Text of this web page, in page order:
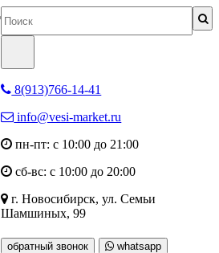
8(913)766-14-41
info@vesi-market.ru
пн-пт: с 10:00 до 21:00
сб-вс: с 10:00 до 20:00
г. Новосибирск,ул. Семьи
Шамшиных, 99
обратный звонок whatsapp